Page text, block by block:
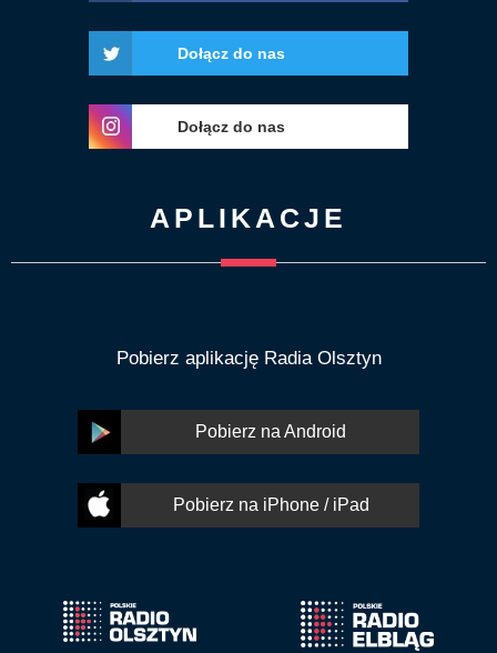
Dołącz do nas
Dołącz do nas
APLIKACJE
Pobierz aplikację Radia Olsztyn
Pobierz na Android
Pobierz na iPhone / iPad